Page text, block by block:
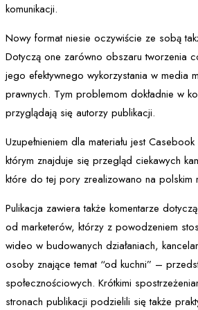
komunikacji.
Nowy format niesie oczywiście ze sobą
Dotyczą one zarówno obszaru tworzenia
jego efektywnego wykorzystania w media
prawnych. Tym problemom dokładnie w
przyglądają się autorzy publikacji.
Uzupełnieniem dla materiału jest
którym znajduje się przegląd ciekawych
które do tej pory zrealizowano na polskim
Pulikacja zawiera także komentarze
od marketerów, którzy z powodzeniem
wideo w budowanych działaniach,
osoby znające temat “od kuchni” –
społecznościowych. Krótkimi
stronach publikacji podzielili się także